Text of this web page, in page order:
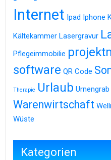
Internet Ipad Iphone
Kältekammer Lasergravur
Pflegeimmobilie
software QR Code
Therapie Urlaub Urnengrab
Warenwirtschaft
Wüste
Kategorien